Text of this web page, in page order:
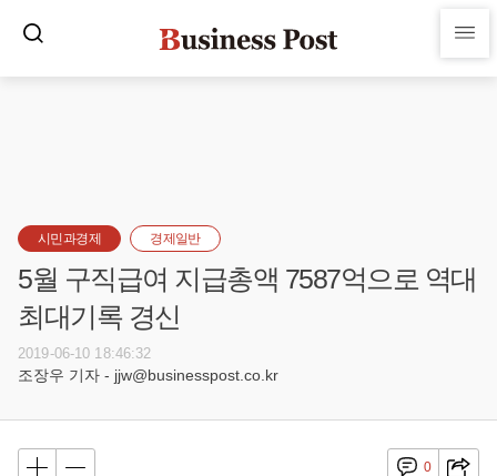
시민과경제 경제일반
5월 구직급여 지급총액 7587억으로 역대
최대기록 경신
2019-06-10 18:46:32
조장우 기자 - jjw@businesspost.co.kr
0